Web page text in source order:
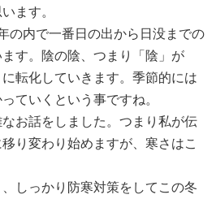
ます。
の内で一番日の出から日没までの
す。陰の陰、つまり「陰」が
に転化していきます。季節的には
ていくという事ですね。
お話をしました。つまり私が伝
り変わり始めますが、寒さはこ
しっかり防寒対策をしてこの冬